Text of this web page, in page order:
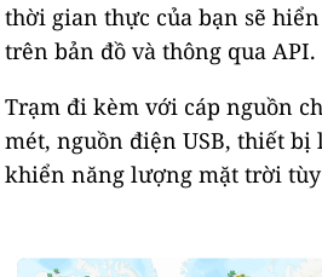
thời gian thực của bạn sẽ
trên bản đồ và thông qua API.
Trạm đi kèm với cáp nguồn
mét, nguồn điện USB, thiết bị
khiển năng lượng mặt trời